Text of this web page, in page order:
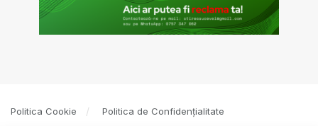
Politica Cookie Politica de Confidențialitate